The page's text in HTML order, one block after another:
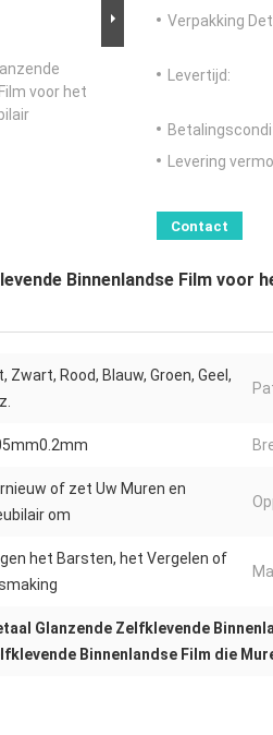
voor het
Verpakking
Levertijd:
Levering
Contact
Binnenlandse Film voor
Zwart, Rood, Blauw, Groen, Geel,
of zet Uw Muren en
om
het Barsten, het Vergelen of
Glanzende Zelfklevende
Binnenlandse Film die